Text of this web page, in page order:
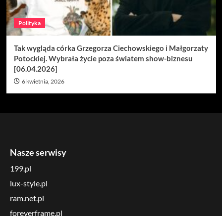
Polityka
Tak wygląda córka Grzegorza Ciechowskiego i Małgorzaty
Potockiej. Wybrała życie poza światem show-biznesu
[06.04.2026]
6 kwietnia, 2026
Nasze serwisy
199.pl
lux-style.pl
ram.net.pl
foreverframe.pl